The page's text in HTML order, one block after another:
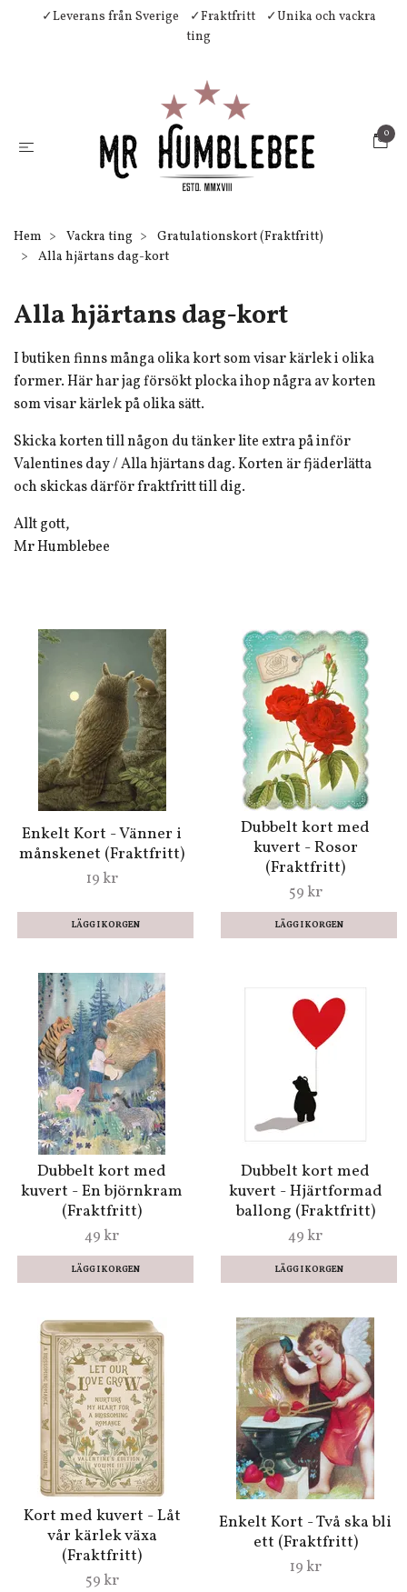
✓Leverans från Sverige ✓Fraktfritt
✓Unika och vackra
ting
0
Hem Vackra ting
Gratulationskort (Fraktfritt)
Alla hjärtans dag-kort
Alla hjärtans dag-kort
I butiken finns många olika kort som visar kärlek i olika
former. Här har jag försökt plocka ihop några av korten
som visar kärlek på olika sätt.
Skicka korten till någon du tänker lite extra på inför
Valentines day / Alla hjärtans dag. Korten är fjäderlätta
och skickas därför fraktfritt till dig.
Allt gott,
Mr Humblebee
Enkelt Kort - Vänner i
månskenet (Fraktfritt)
19 kr
Dubbelt kort med
kuvert - Rosor
(Fraktfritt)
59 kr
Dubbelt kort med
kuvert - En björnkram
(Fraktfritt)
49 kr
Dubbelt kort med
kuvert - Hjärtformad
ballong (Fraktfritt)
49 kr
Kort med kuvert - Låt
vår kärlek växa
(Fraktfritt)
59 kr
Enkelt Kort - Två ska bli
ett (Fraktfritt)
19 kr